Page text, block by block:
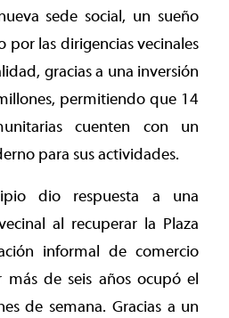
sede social, un sueño
por las dirigencias vecinales
gracias a una inversión
permitiendo que 14
cuenten con un
para sus actividades.
dio respuesta a una
al recuperar la Plaza
informal de comercio
de seis años ocupó el
de semana. Gracias a un